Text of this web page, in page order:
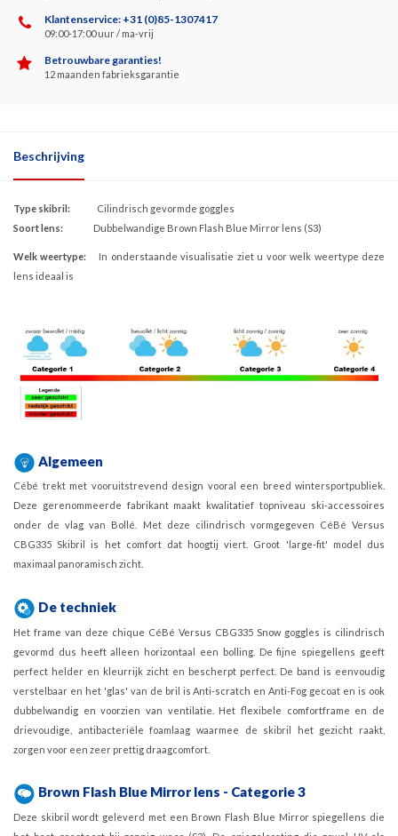
Klantenservice: +31 (0)85-1307417
09:00-17:00 uur / ma-vrij
Betrouwbare garanties!
12 maanden fabrieksgarantie
Beschrijving
Type skibril: Cilindrisch gevormde goggles
Soort lens: Dubbelwandige Brown Flash Blue Mirror lens (S3)
Welk weertype: In onderstaande visualisatie ziet u voor welk weertype deze
lens ideaal is
Algemeen
Cébé trekt met vooruitstrevend design vooral een breed wintersportpubliek.
Deze gerenommeerde fabrikant maakt kwalitatief topniveau ski-accessoires
onder de vlag van Bollé. Met deze cilindrisch vormgegeven CéBé Versus
CBG335 Skibril is het comfort dat hoogtij viert. Groot 'large-fit' model dus
maximaal panoramisch zicht.
De techniek
Het frame van deze chique CéBé Versus CBG335 Snow goggles is cilindrisch
gevormd dus heeft alleen horizontaal een bolling. De fijne spiegellens geeft
perfect helder en kleurrijk zicht en bescherpt perfect. De band is eenvoudig
verstelbaar en het 'glas' van de bril is Anti-scratch en Anti-Fog gecoat en is ook
dubbelwandig en voorzien van ventilatie. Het flexibele comfortframe en de
drievoudige, antibacteriële foamlaag waarmee de skibril het gezicht raakt,
zorgen voor een zeer prettig draagcomfort.
Brown Flash Blue Mirror lens - Categorie 3
Deze skibril wordt geleverd met een Brown Flash Blue Mirror spiegellens die